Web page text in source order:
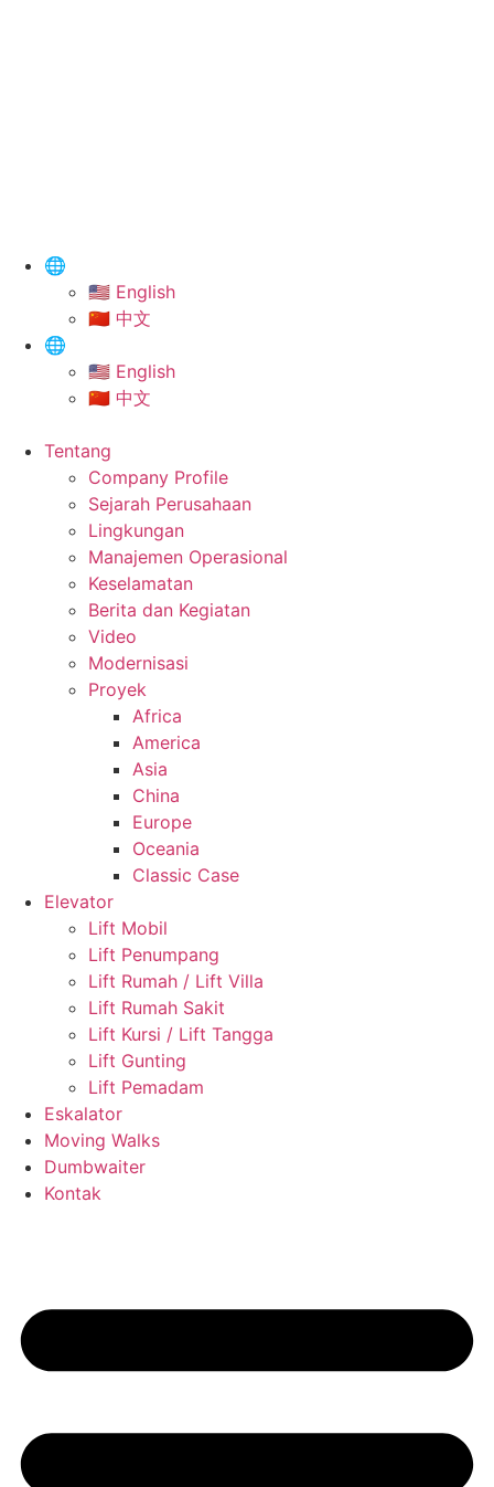
🌐
🇺🇸 English
🇨🇳 中文
🌐
🇺🇸 English
🇨🇳 中文
Tentang
Company Profile
Sejarah Perusahaan
Lingkungan
Manajemen Operasional
Keselamatan
Berita dan Kegiatan
Video
Modernisasi
Proyek
Africa
America
Asia
China
Europe
Oceania
Classic Case
Elevator
Lift Mobil
Lift Penumpang
Lift Rumah / Lift Villa
Lift Rumah Sakit
Lift Kursi / Lift Tangga
Lift Gunting
Lift Pemadam
Eskalator
Moving Walks
Dumbwaiter
Kontak